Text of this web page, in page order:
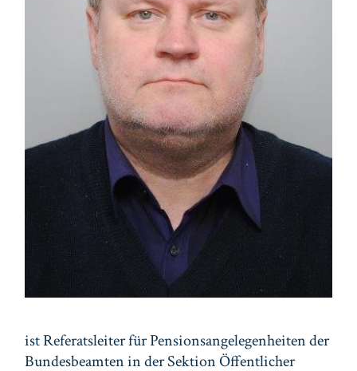
ist Referatsleiter für Pensionsangelegenheiten der
Bundesbeamten in der Sektion Öffentlicher